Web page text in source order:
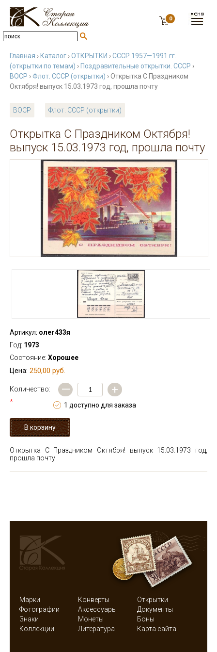
0
Главная › Каталог ›ОТКРЫТКИ ›СССР 1957—1991 гг.
(открытки по темам) › Поздравительные открытки. СССР ›
ВОСР ›Флот. СССР (открытки) › Открытка С Праздником
Октября! выпуск 15.03.1973 год, прошла почту
ВОСР Флот. СССР (открытки)
Открытка С Праздником Октября!
выпуск 15.03.1973 год, прошла почту
Артикул: олег433я
Год: 1973
Состояние: Хорошее
Цена: 250,00 руб.
Количество:
*
— +
1 доступно для заказа
Открытка С Праздником Октября! выпуск 15.03.1973 год,
прошла почту
Марки Конверты
Открытки
Фотографии
Аксессуары
Документы
Знаки
Монеты
Боны
Коллекции
Литература Карта сайта